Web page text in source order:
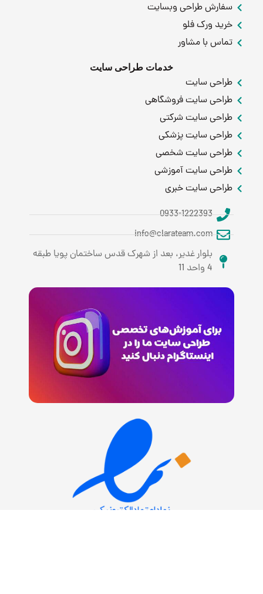
سفارش طراحی وبسایت
خرید ورک فلو
تماس با مشاور
خدمات طراحی سایت
طراحی سایت
طراحی سایت فروشگاهی
طراحی سایت شرکتی
طراحی سایت پزشکی
طراحی سایت شخصی
طراحی سایت آموزشی
طراحی سایت خبری
0933-1222393
info@clarateam.com
بلوار غدیر، بعد از شهرک قدس ساختمان پویا طبقه
4 واحد 11